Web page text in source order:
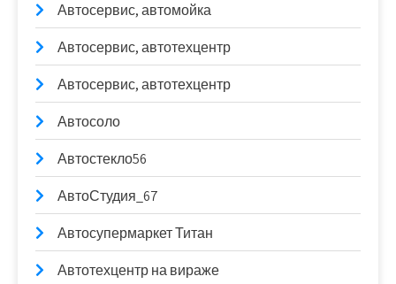
Автосервис, автомойка
Автосервис, автотехцентр
Автосервис, автотехцентр
Автосоло
Автостекло56
АвтоСтудия_67
Автосупермаркет Титан
Автотехцентр на вираже